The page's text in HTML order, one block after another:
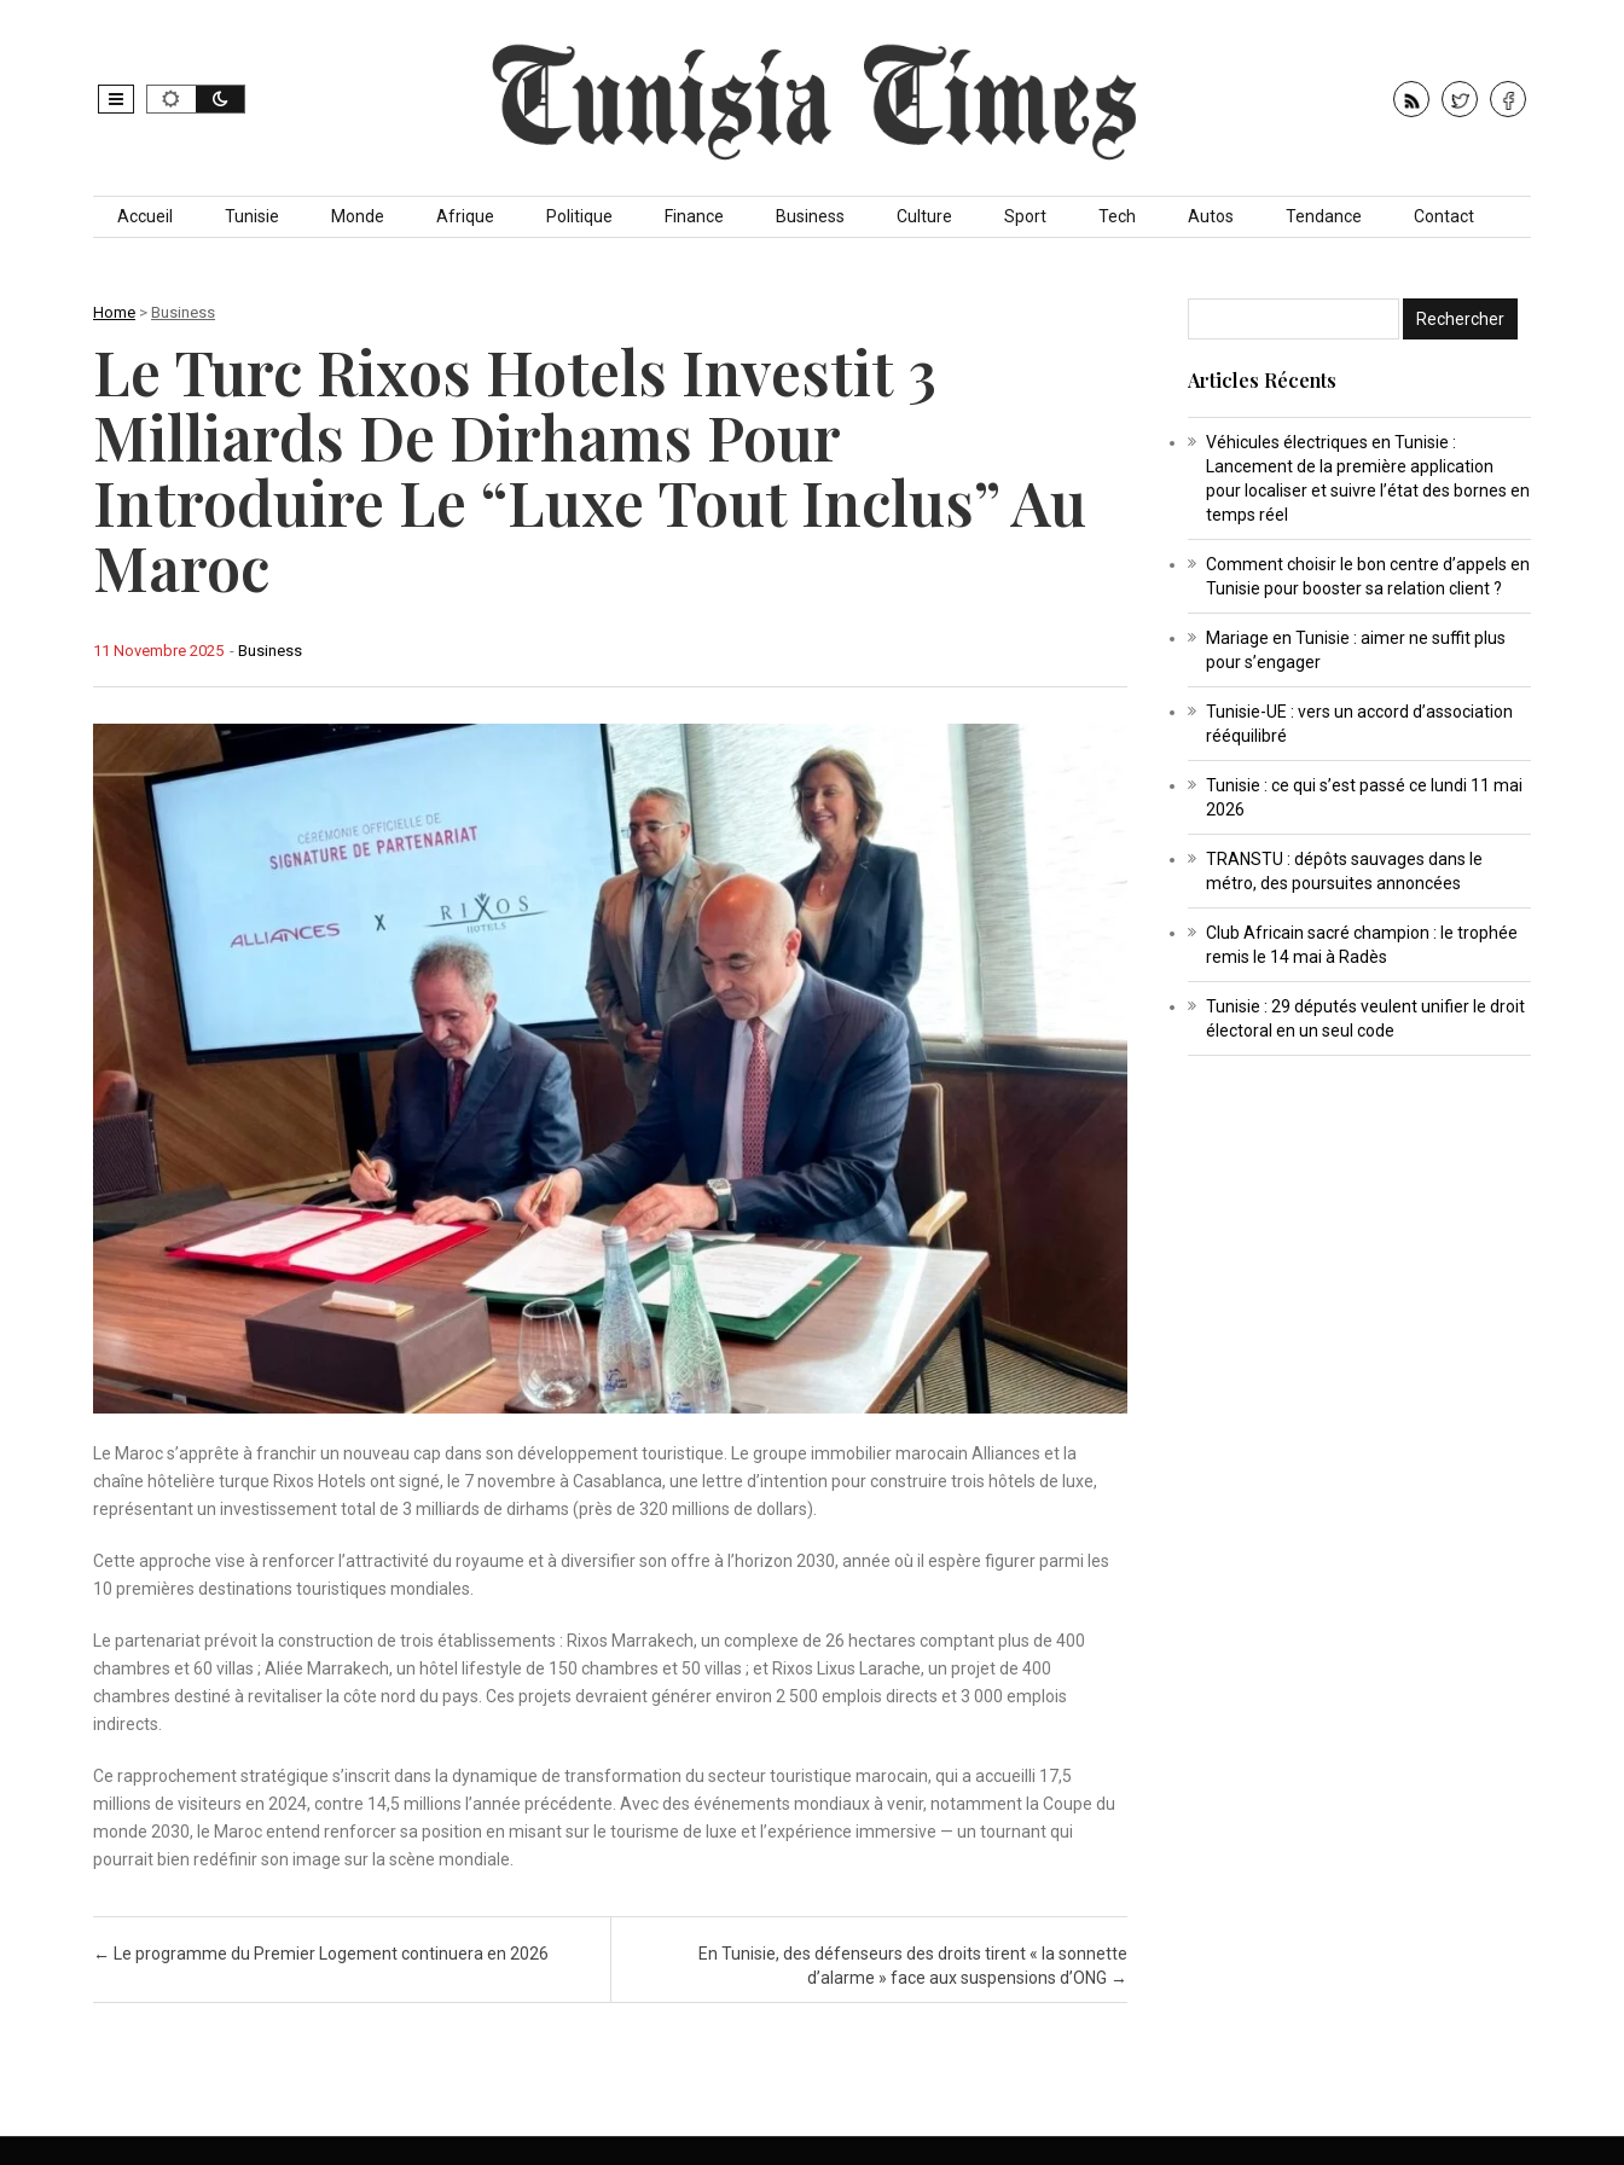
Skip to content
Accueil Tunisie Monde Afrique Politique Finance Business Culture Sport Tech Autos Tendance Contact
Home > Business
Le Turc Rixos Hotels Investit 3
Milliards De Dirhams Pour
Introduire Le “luxe Tout Inclus” Au
Maroc
- Business
11 Novembre 2025
Le Maroc s’apprête à franchir un nouveau cap dans son développement touristique. Le groupe immobilier marocain Alliances et la
chaîne hôtelière turque Rixos Hotels ont signé, le 7 novembre à Casablanca, une lettre d’intention pour construire trois hôtels de luxe,
représentant un investissement total de 3 milliards de dirhams (près de 320 millions de dollars).
Cette approche vise à renforcer l’attractivité du royaume et à diversifier son offre à l’horizon 2030, année où il espère figurer parmi les
10 premières destinations touristiques mondiales.
Le partenariat prévoit la construction de trois établissements : Rixos Marrakech, un complexe de 26 hectares comptant plus de 400
chambres et 60 villas ; Aliée Marrakech, un hôtel lifestyle de 150 chambres et 50 villas ; et Rixos Lixus Larache, un projet de 400
chambres destiné à revitaliser la côte nord du pays. Ces projets devraient générer environ 2 500 emplois directs et 3 000 emplois
indirects.
Ce rapprochement stratégique s’inscrit dans la dynamique de transformation du secteur touristique marocain, qui a accueilli 17,5
millions de visiteurs en 2024, contre 14,5 millions l’année précédente. Avec des événements mondiaux à venir, notamment la Coupe du
monde 2030, le Maroc entend renforcer sa position en misant sur le tourisme de luxe et l’expérience immersive — un tournant qui
pourrait bien redéfinir son image sur la scène mondiale.
Post navigation
← Le programme du Premier Logement continuera en 2026
En Tunisie, des défenseurs des droits tirent « la sonnette
d’alarme » face aux suspensions d’ONG →
Articles Récents
Véhicules électriques en Tunisie :
Lancement de la première application
pour localiser et suivre l’état des bornes en
temps réel
Comment choisir le bon centre d’appels en
Tunisie pour booster sa relation client ?
Mariage en Tunisie : aimer ne suffit plus
pour s’engager
Tunisie-UE : vers un accord d’association
rééquilibré
Tunisie : ce qui s’est passé ce lundi 11 mai
2026
TRANSTU : dépôts sauvages dans le
métro, des poursuites annoncées
Club Africain sacré champion : le trophée
remis le 14 mai à Radès
Tunisie : 29 députés veulent unifier le droit
électoral en un seul code